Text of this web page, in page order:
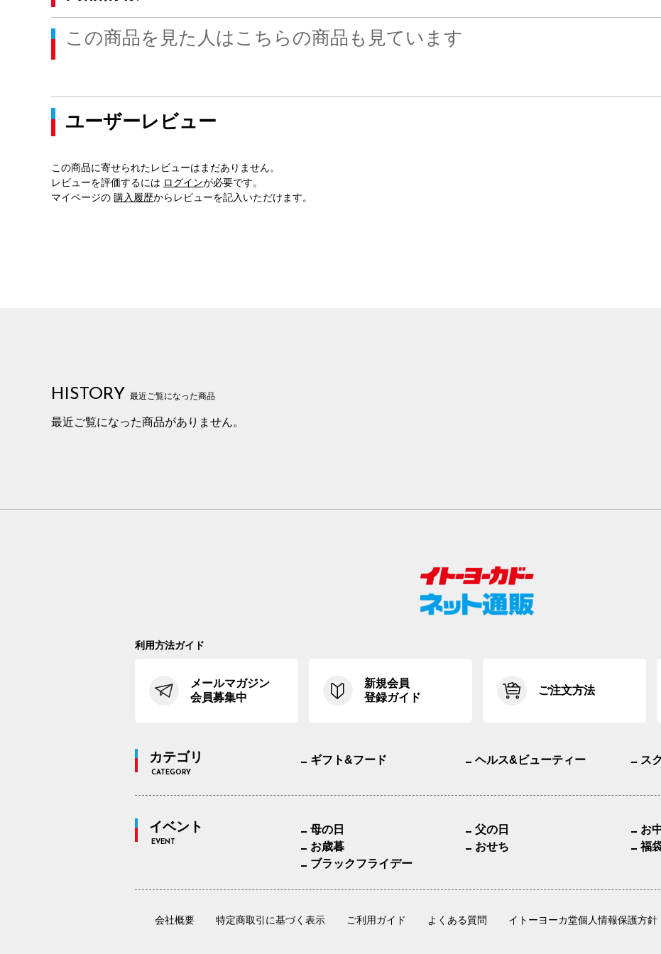
この商品を見た人はこちらの商品も見ています
ユーザーレビュー
この商品に寄せられたレビューはまだありません。
レビューを評価するには ログインが必要です。
マイページの 購入履歴からレビューを記入いただけます。
HISTORY 最近ご覧になった商品
最近ご覧になった商品がありません。
利用方法ガイド
メールマガジン
会員募集中
新規会員
登録ガイド
ご注文方法
カテゴリ
CATEGORY
ギフト&フード ヘルス&ビューティー ス
イベント
EVENT
母の日 父の日
お
お歳暮
おせち
福
ブラックフライデー
会社概要 特定商取引に基づく表示 ご利用ガイド よくある質問 イトーヨーカ堂個人情報保護方針